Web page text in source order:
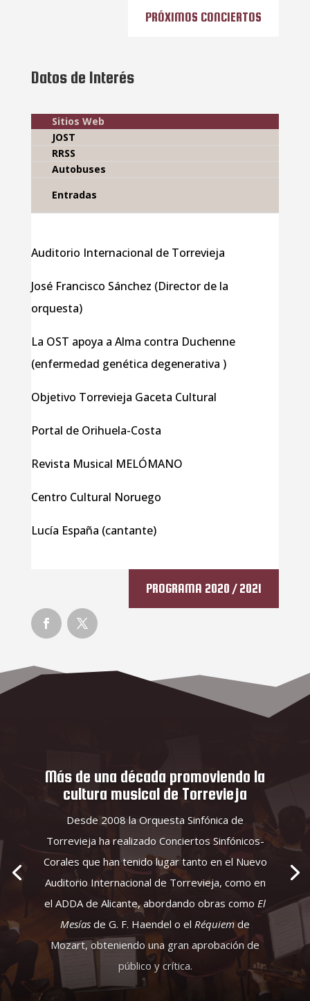
PRÓXIMOS CONCIERTOS
Datos de Interés
Sitios Web
JOST
RRSS
Autobuses
Entradas
Auditorio Internacional de Torrevieja
José Francisco Sánchez (Director de la
orquesta)
La OST apoya a Alma contra Duchenne
(enfermedad genética degenerativa )
Objetivo Torrevieja Gaceta Cultural
Portal de Orihuela-Costa
Revista Musical MELÓMANO
Centro Cultural Noruego
Lucía España (cantante)
PROGRAMA 2020 / 2021
Más de una década promoviendo la
cultura musical de Torrevieja
Desde 2008 la Orquesta Sinfónica de
Torrevieja ha realizado Conciertos Sinfónicos-
Corales que han tenido lugar tanto en el Nuevo
Auditorio Internacional de Torrevieja, como en
el ADDA de Alicante, abordando obras como El
Mesías de G. F. Haendel o el Réquiem de
Mozart, obteniendo una gran aprobación de
público y crítica.